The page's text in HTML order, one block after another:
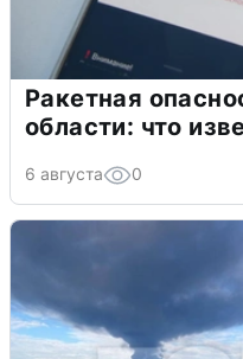
Ракетная
области: что
6 августа 0